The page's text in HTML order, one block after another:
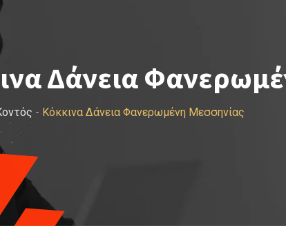
Δάνεια
- Κόκκινα Δάνεια Φανερωμένη Μεσσηνίας